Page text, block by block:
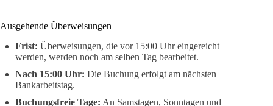
Ausgehende Überweisungen
Frist: Überweisungen, die vor 15:00 Uhr eingereicht
werden, werden noch am selben Tag bearbeitet.
Nach 15:00 Uhr: Die Buchung erfolgt am nächsten
Bankarbeitstag.
Buchungsfreie Tage: An Samstagen, Sonntagen und